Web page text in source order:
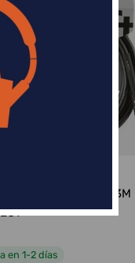
PROFESIONAL 3M
en 1-2 días